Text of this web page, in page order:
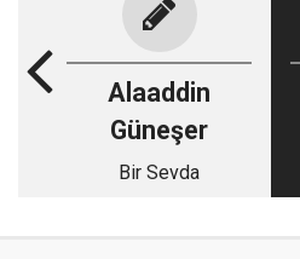
Alaaddin
Güneşer
Bir Sevda